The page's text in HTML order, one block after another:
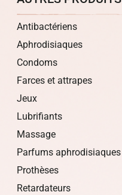
Antibactériens
Aphrodisiaques
Condoms
Farces et attrapes
Jeux
Lubrifiants
Massage
Parfums aphrodisiaques
Prothèses
Retardateurs